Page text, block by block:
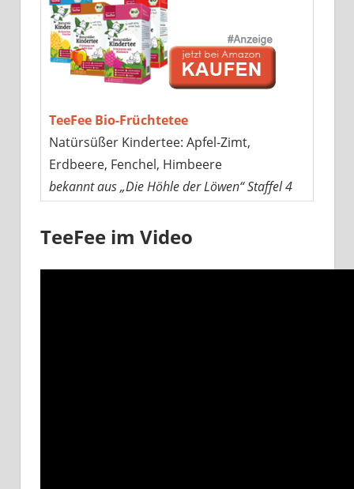
TeeFee Bio-Früchtetee
Natürsüßer Kindertee: Apfel-Zimt,
Erdbeere, Fenchel, Himbeere
bekannt aus „Die Höhle der Löwen“ Staffel 4
TeeFee im Video